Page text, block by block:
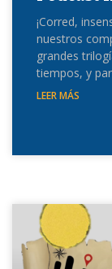
¡Corred,
nuestros
grandes
tiempos, y
LEER MÁS